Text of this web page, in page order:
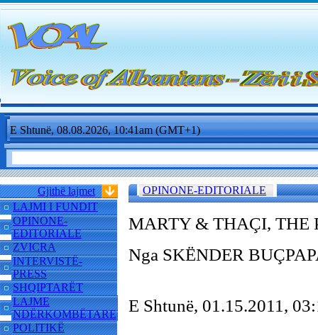
E Shtunë, 08.08.2026, 10:41am (GMT+1)
Gjithë lajmet
LAJMI I FUNDIT
OPINONE-
EDITORIALE
ZVICRA
INTERVISTË-
PRESS
SHQIPTARËT
LAJME
NDËRKOMBËTARE
POLITIKË
OPINONE-EDITORIALE
MARTY & THAÇI, THE
Nga SKËNDER BU
E Shtunë, 01.15.2011,